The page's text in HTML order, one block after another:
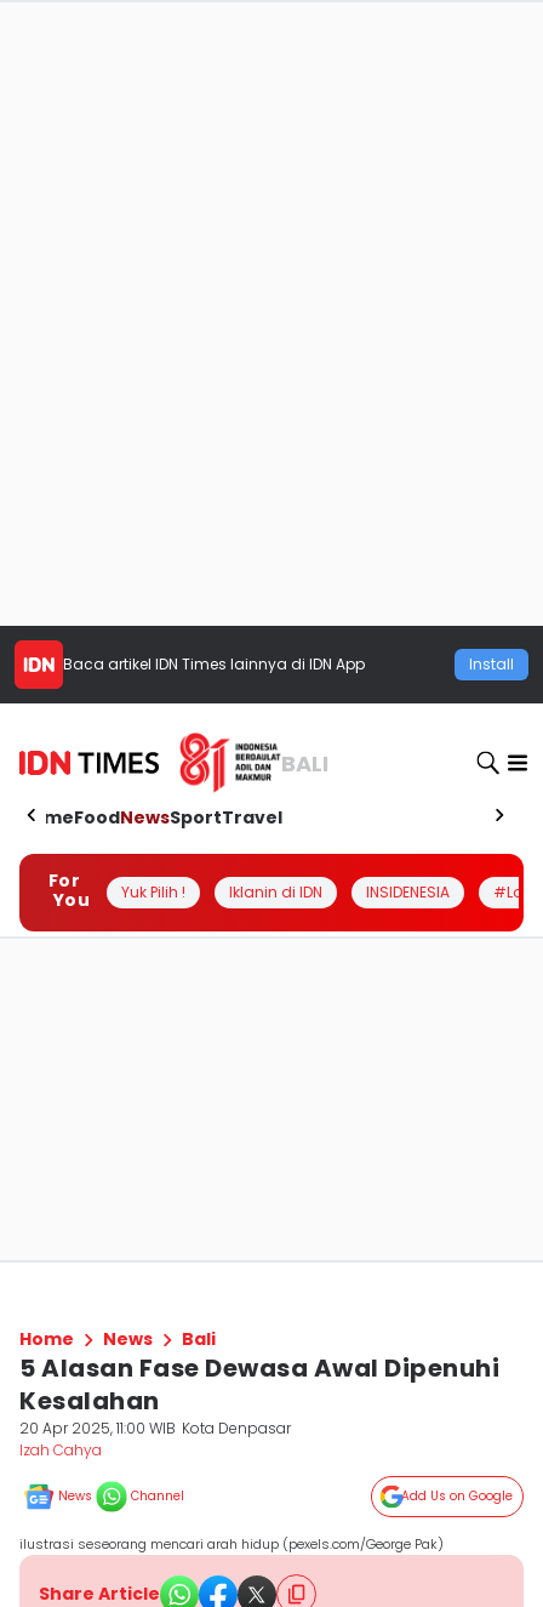
Baca artikel IDN Times lainnya di IDN App Install
BALI
HomeFoodNewsSportTravel
For
You
Yuk Pilih ! Iklanin di IDN INSIDENESIA
Home News Bali
5 Alasan Fase Dewasa Awal Dipenuhi
Kesalahan
20 Apr 2025, 11:00 WIB Kota Denpasar
Izah Cahya
News Channel Add Us on Google
ilustrasi seseorang mencari arah hidup (pexels.com/George Pak)
Share Article